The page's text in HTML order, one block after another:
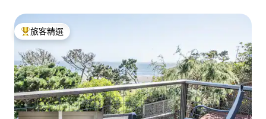
旅客精選榜首
旅客精選